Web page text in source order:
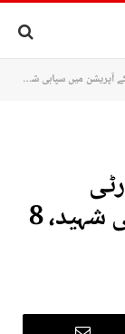
شہید، 8 دہشت گرد مارے گئے
فورسز کے آپریشن میں سپاہی شہید، 8